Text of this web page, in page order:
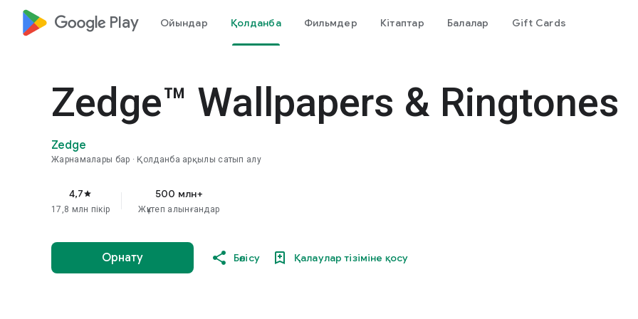
google_logo Play Ойындар Қолданба Фильмдер Кітаптар Балалар Gift Cards
Zedge™ Wallpapers & Ringtones
Zedge
Жарнамалары бар Қолданба арқылы сатып алу
4,7star
17,8 млн пікір
500 млн+
Жүктеп алынғандар
Орнату Бөлісу Қалаулар тізіміне қосу